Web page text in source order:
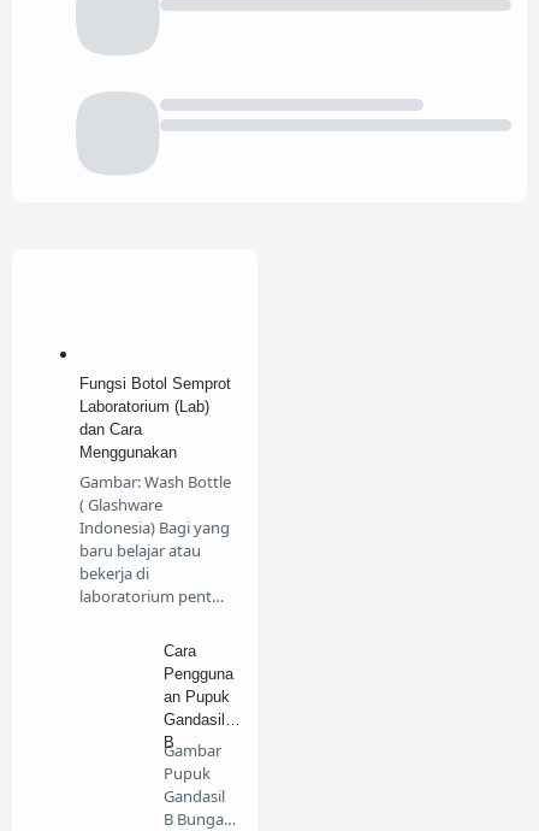
Fungsi Botol Semprot
Laboratorium (Lab)
dan Cara
Menggunakan
Gambar: Wash Bottle
( Glashware
Indonesia) Bagi yang
baru belajar atau
bekerja di
laboratorium pent…
Cara
Pengguna
an Pupuk
Gandasil
B
Gambar
Pupuk
Gandasil
B Bunga